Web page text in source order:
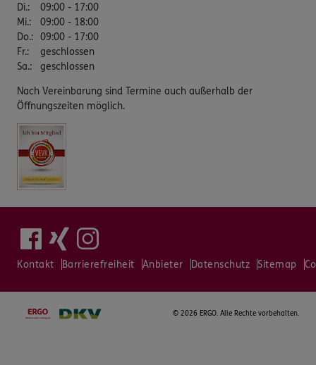
Di.:
09:00 - 17:00
Mi.:
09:00 - 18:00
Do.: 09:00 - 17:00
Fr.:
geschlossen
Sa.: geschlossen
Nach Vereinbarung sind Termine auch außerhalb der
Öffnungszeiten möglich.
Kontakt Barrierefreiheit Anbieter Datenschutz Sitemap
© 2026 ERGO. Alle Rechte vorbehalten.